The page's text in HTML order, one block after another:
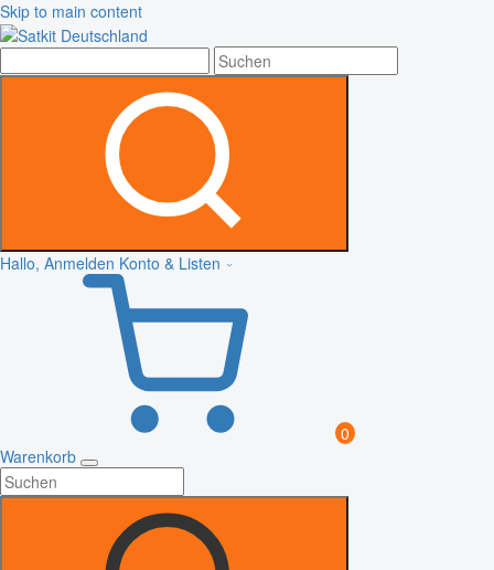
Skip to main content
Hallo, Anmelden Konto & Listen
0
Warenkorb